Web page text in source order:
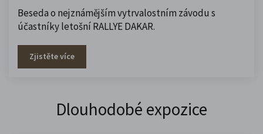
Beseda o nejznámějším vytrvalostním závodu s
účastníky letošní RALLYE DAKAR.
Zjistěte více
Dlouhodobé expozice